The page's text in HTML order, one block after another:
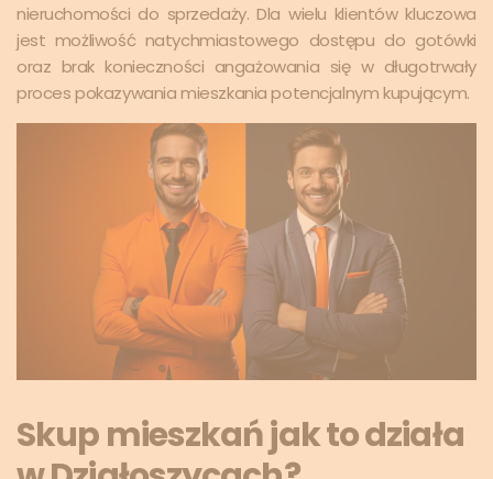
nieruchomości do sprzedaży. Dla wielu klientów kluczowa
jest możliwość natychmiastowego dostępu do gotówki
oraz brak konieczności angażowania się w długotrwały
proces pokazywania mieszkania potencjalnym kupującym.
Skup mieszkań jak to działa